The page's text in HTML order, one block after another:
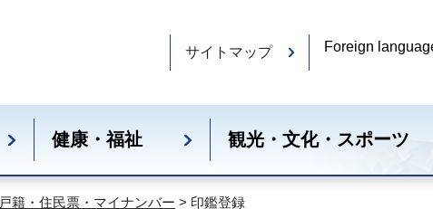
サイトマップ Foreign
健康・福祉 観光・文化・スポーツ
戸籍・住民票・マイナンバー > 印鑑登録